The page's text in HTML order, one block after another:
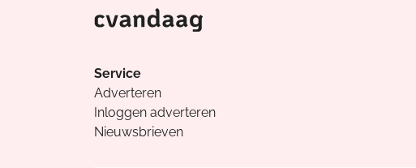
Service
Adverteren
Inloggen adverteren
Nieuwsbrieven